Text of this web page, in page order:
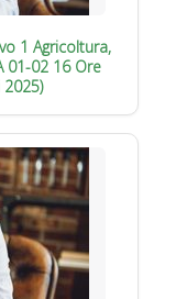
1 Agricoltura,
01-02 16 Ore